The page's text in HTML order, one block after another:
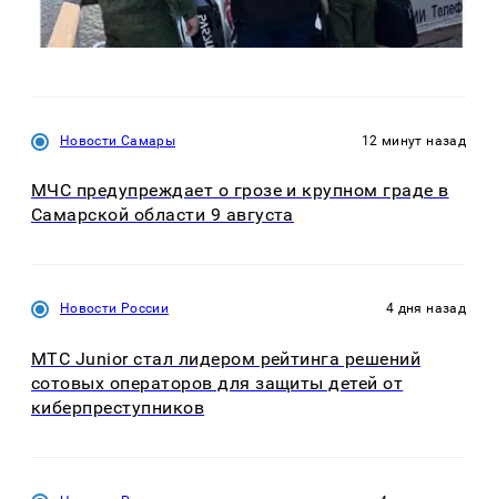
Новости Самары 12 минут назад
МЧС предупреждает о грозе и крупном граде в
Самарской области 9 августа
Новости России 4 дня назад
МТС Junior стал лидером рейтинга решений
сотовых операторов для защиты детей от
киберпреступников